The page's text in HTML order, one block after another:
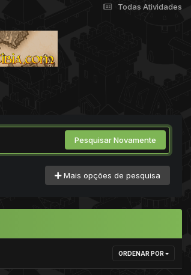
Todas Atividades
Pesquisar Novamente
Mais opções de pesquisa
ORDENAR POR